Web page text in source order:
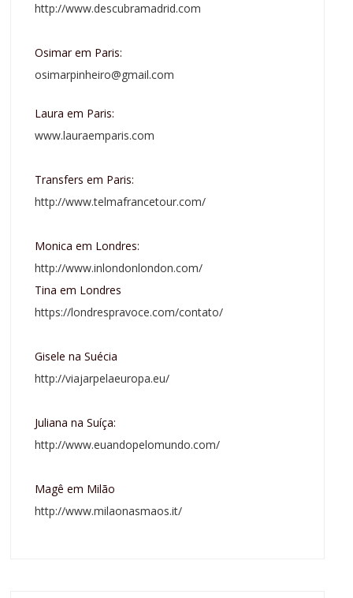
http://www.descubramadrid.com
Osimar em Paris:
osimarpinheiro@gmail.com
Laura em Paris:
www.lauraemparis.com
Transfers em Paris:
http://www.telmafrancetour.com/
Monica em Londres:
http://www.inlondonlondon.com/
Tina em Londres
https://londrespravoce.com/contato/
Gisele na Suécia
http://viajarpelaeuropa.eu/
Juliana na Suíça:
http://www.euandopelomundo.com/
Magê em Milão
http://www.milaonasmaos.it/